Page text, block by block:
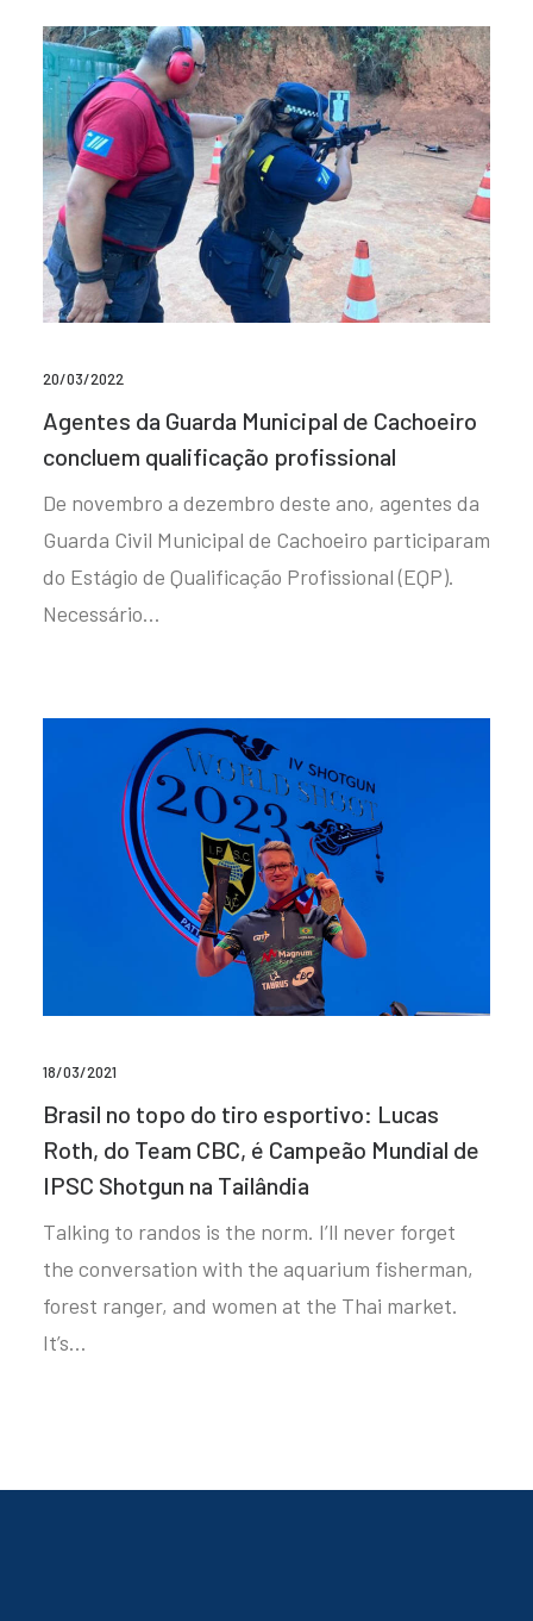
20/03/2022
Agentes da Guarda Municipal de Cachoeiro
concluem qualificação profissional
De novembro a dezembro deste ano, agentes da
Guarda Civil Municipal de Cachoeiro participaram
do Estágio de Qualificação Profissional (EQP).
Necessário…
18/03/2021
Brasil no topo do tiro esportivo: Lucas
Roth, do Team CBC, é Campeão Mundial de
IPSC Shotgun na Tailândia
Talking to randos is the norm. I’ll never forget
the conversation with the aquarium fisherman,
forest ranger, and women at the Thai market.
It’s…